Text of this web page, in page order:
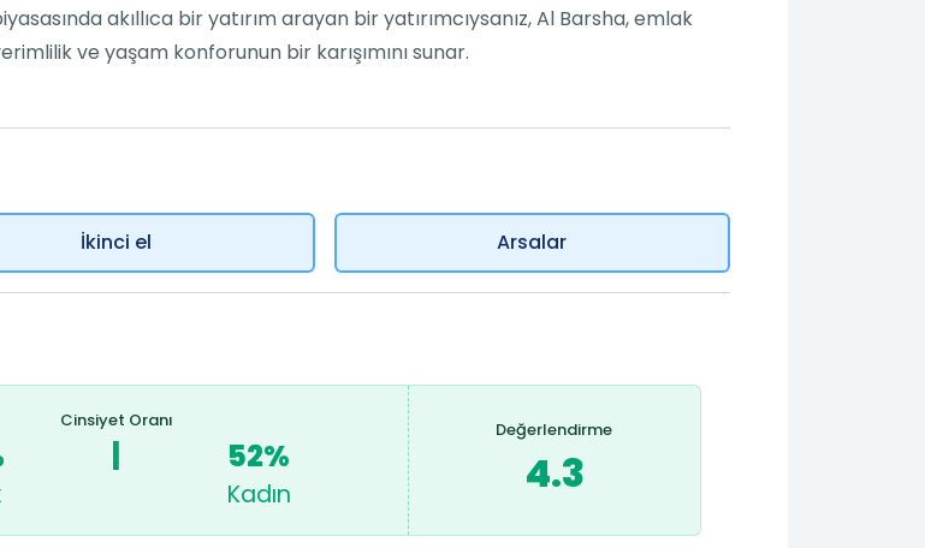
akıllıca bir yatırım arayan bir yatırımcıysanız, Al Barsha, emlak
ve yaşam konforunun bir karışımını sunar.
İkinci el Arsalar
Cinsiyet Oranı
52%
Kadın
Değerlendirme
4.3